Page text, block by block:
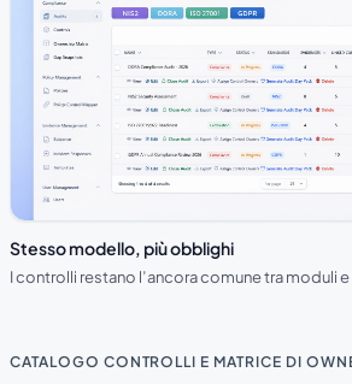
Stesso modello, più obblighi
I controlli restano l’ancora comune tra moduli
CATALOGO CONTROLLI E MATRICE DI